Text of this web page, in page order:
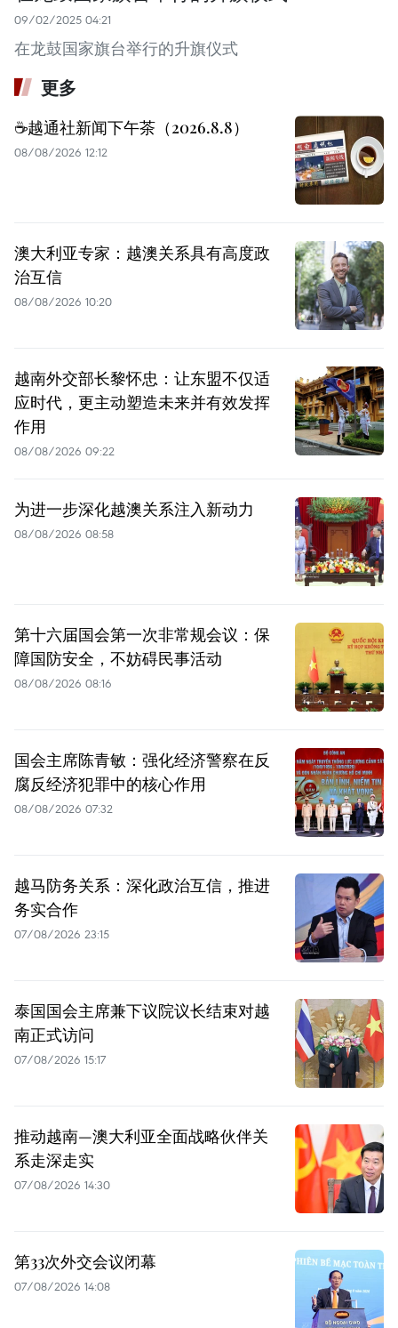
09/02/2025 04:21
在龙鼓国家旗台举行的升旗仪式
更多
☕️越通社新闻下午茶（2026.8.8）
08/08/2026 12:12
澳大利亚专家：越澳关系具有高度政
治互信
08/08/2026 10:20
越南外交部长黎怀忠：让东盟不仅适
应时代，更主动塑造未来并有效发挥
作用
08/08/2026 09:22
为进一步深化越澳关系注入新动力
08/08/2026 08:58
第十六届国会第一次非常规会议：保
障国防安全，不妨碍民事活动
08/08/2026 08:16
国会主席陈青敏：强化经济警察在反
腐反经济犯罪中的核心作用
08/08/2026 07:32
越马防务关系：深化政治互信，推进
务实合作
07/08/2026 23:15
泰国国会主席兼下议院议长结束对越
南正式访问
07/08/2026 15:17
推动越南—澳大利亚全面战略伙伴关
系走深走实
07/08/2026 14:30
第33次外交会议闭幕
07/08/2026 14:08